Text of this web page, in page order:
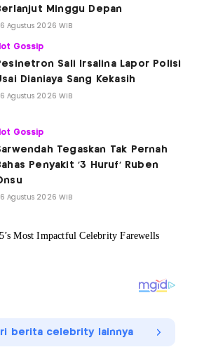
Minggu Depan
Agustus 2026 WIB
Gossip
Sali Irsalina Lapor Polisi
Dianiaya Sang Kekasih
Agustus 2026 WIB
Gossip
Tegaskan Tak Pernah
Penyakit '3 Huruf' Ruben
Agustus 2026 WIB
berita celebrity lainnya